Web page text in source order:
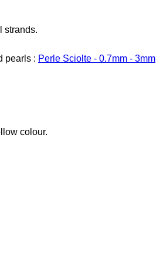
strands.
pearls : Perle Sciolte - 0.7mm - 3mm
colour.